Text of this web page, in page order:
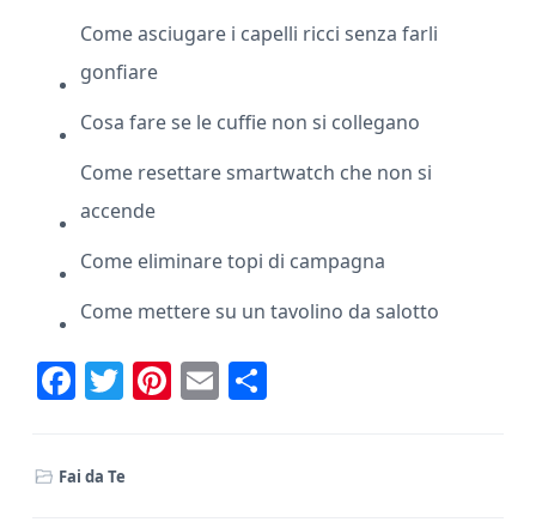
Come asciugare i capelli ricci senza farli
gonfiare
Cosa fare se le cuffie non si collegano
Come resettare smartwatch che non si
accende
Come eliminare topi di campagna
Come mettere su un tavolino da salotto
F
e
b
T
te
Pi E C
Fai da Te